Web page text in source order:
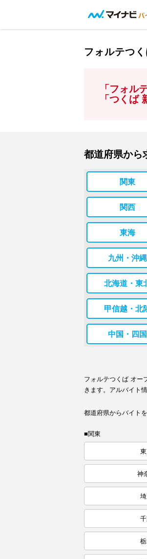
フォルテつ
「フォル
「つくば
都道府県から
関東
関西
東海
九州・沖縄
北海道・東
甲信越・北
中国・四国
フォルテつくば オー
きます。アルバイト
都道府県からバイト
■関東
神